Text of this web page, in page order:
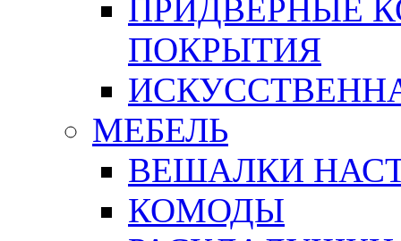
ПРИДВЕРНЫЕ
ПОКРЫТИЯ
МЕБЕЛЬ
ВЕШАЛКИ
КОМОДЫ